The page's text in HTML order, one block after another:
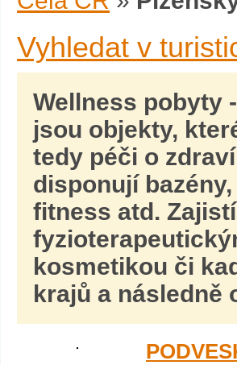
Vyhledat v
Wellness pobyty
jsou objekty,
tedy péči o
disponují
fitness atd.
kosmetikou či
krajů a následně